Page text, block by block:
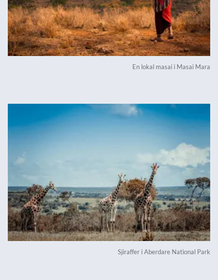
En lokal masai i Masai Mara
Sjiraffer i Aberdare National Park